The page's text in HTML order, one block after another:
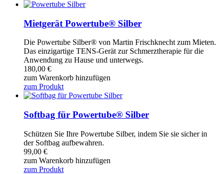
Mietgerät Powertube® Silber
Die Powertube Silber® von Martin Frischknecht zum Mieten.
Das einzigartige TENS-Gerät zur Schmerztherapie für die
Anwendung zu Hause und unterwegs.
180,00 €
zum Warenkorb hinzufügen
zum Produkt
Softbag für Powertube® Silber
Schützen Sie Ihre Powertube Silber, indem Sie sie sicher in
der Softbag aufbewahren.
99,00 €
zum Warenkorb hinzufügen
zum Produkt